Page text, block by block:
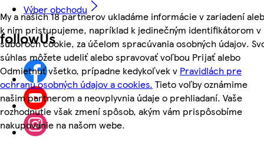
My a našich 18 partnerov ukladáme informácie v zariadení
k nim pristupujeme, napríklad k jedinečným identifikátorom v
súboroch cookie, za účelom spracúvania osobných údajov.
súhlas môžete udeliť alebo spravovať voľbou Prijať alebo
Odmietnuť všetko, prípadne kedykoľvek v Pravidlách pre
ochranu osobných údajov a cookies. Tieto voľby oznámime
našim partnerom a neovplyvnia údaje o prehliadaní. Vaše
rozhodnutie však zmení spôsob, akým vám prispôsobíme
nakupovanie na našom webe.
Výber obchodu
followUs